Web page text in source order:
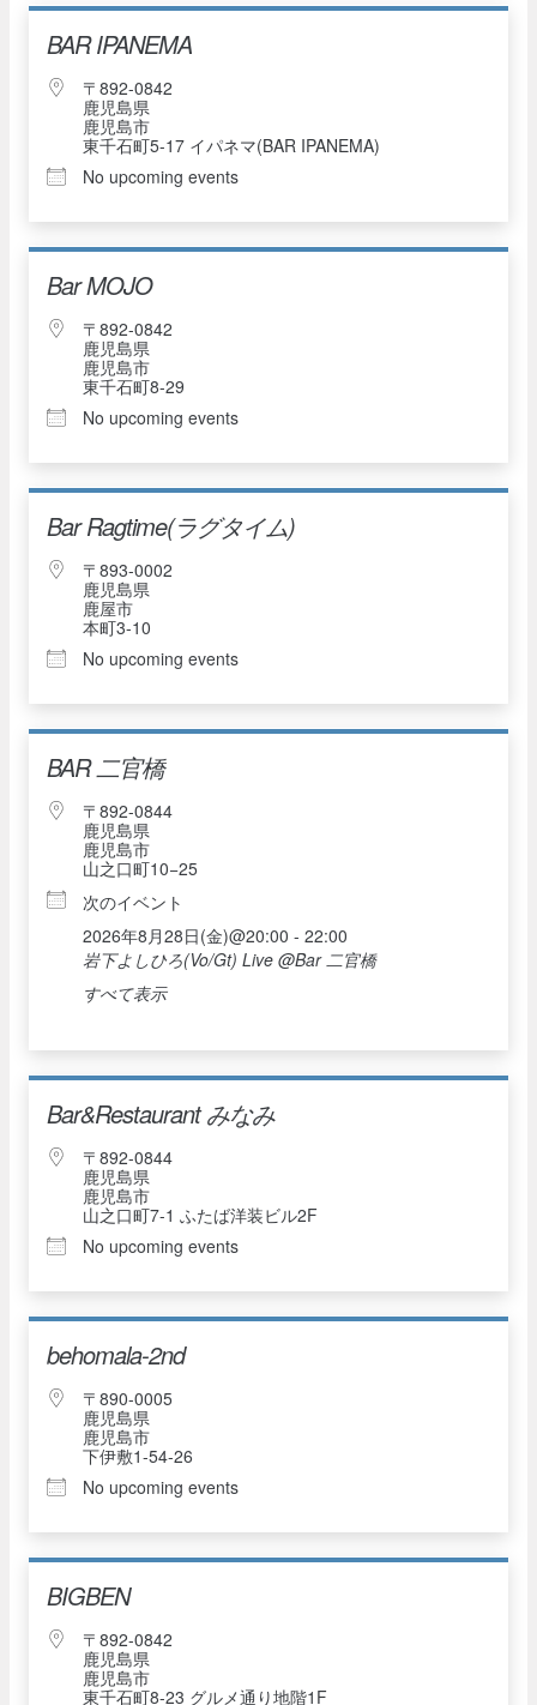
BAR IPANEMA
〒892-0842
鹿児島県
鹿児島市
東千石町5-17 イパネマ(BAR IPANEMA)
No upcoming events
Bar MOJO
〒892-0842
鹿児島県
鹿児島市
東千石町8-29
No upcoming events
Bar Ragtime(ラグタイム)
〒893-0002
鹿児島県
鹿屋市
本町3-10
No upcoming events
BAR 二官橋
〒892-0844
鹿児島県
鹿児島市
山之口町10−25
次のイベント
2026年8月28日(金)@20:00 - 22:00
岩下よしひろ(Vo/Gt) Live @Bar 二官橋
すべて表示
Bar&Restaurant みなみ
〒892-0844
鹿児島県
鹿児島市
山之口町7-1 ふたば洋装ビル2F
No upcoming events
behomala-2nd
〒890-0005
鹿児島県
鹿児島市
下伊敷1-54-26
No upcoming events
BIGBEN
〒892-0842
鹿児島県
鹿児島市
東千石町8-23 グルメ通り地階1F